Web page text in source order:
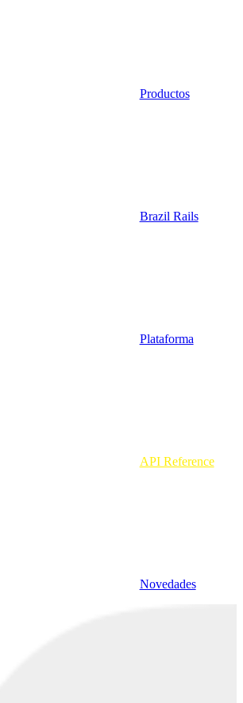
Productos
Brazil Rails
Plataforma
API Reference
Novedades